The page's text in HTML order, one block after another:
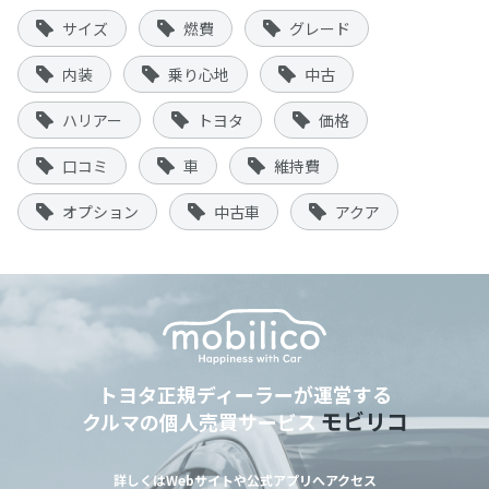
サイズ 燃費 グレード
内装 乗り心地 中古
ハリアー トヨタ 価格
口コミ 車 維持費
オプション 中古車 アクア
トヨタ正規ディーラーが運営する
クルマの個人売買サービスモビリコ
詳しくはWebサイトや公式アプリへアクセス